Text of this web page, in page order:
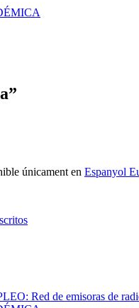
únicament en Espanyol
Red de emisoras de